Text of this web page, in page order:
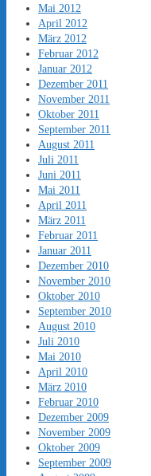
Mai 2012
April 2012
März 2012
Februar 2012
Januar 2012
Dezember 2011
November 2011
Oktober 2011
September 2011
August 2011
Juli 2011
Juni 2011
Mai 2011
April 2011
März 2011
Februar 2011
Januar 2011
Dezember 2010
November 2010
Oktober 2010
September 2010
August 2010
Juli 2010
Mai 2010
April 2010
März 2010
Februar 2010
Dezember 2009
November 2009
Oktober 2009
September 2009